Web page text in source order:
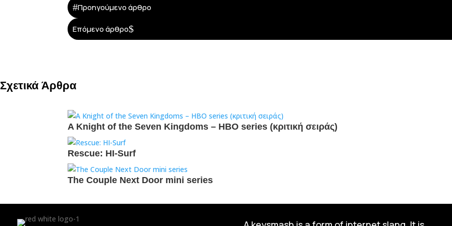
#Προηγούμενο άρθρο
Επόμενο άρθρο$
Σχετικά Άρθρα
A Knight of the Seven Kingdoms – ΗΒΟ series (κριτική σειράς)
Rescue: HI-Surf
The Couple Next Door mini series